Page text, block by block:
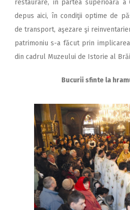
restaurare, în partea superioară a
depus aici, în condiţii optime de
de transport, aşezare şi
patrimoniu s-a făcut prin
din cadrul Muzeului de Istorie al
Bucurii sfinte la